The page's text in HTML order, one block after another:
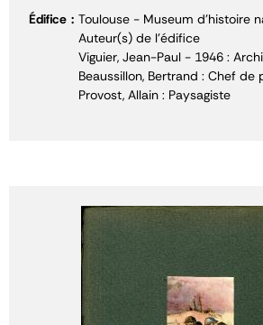
Édifice
Toulouse - Museum d'histoire
Auteur(s) de l'édifice
Viguier, Jean-Paul - 1946 :
Beaussillon, Bertrand : Chef de
Provost, Allain : Paysagiste